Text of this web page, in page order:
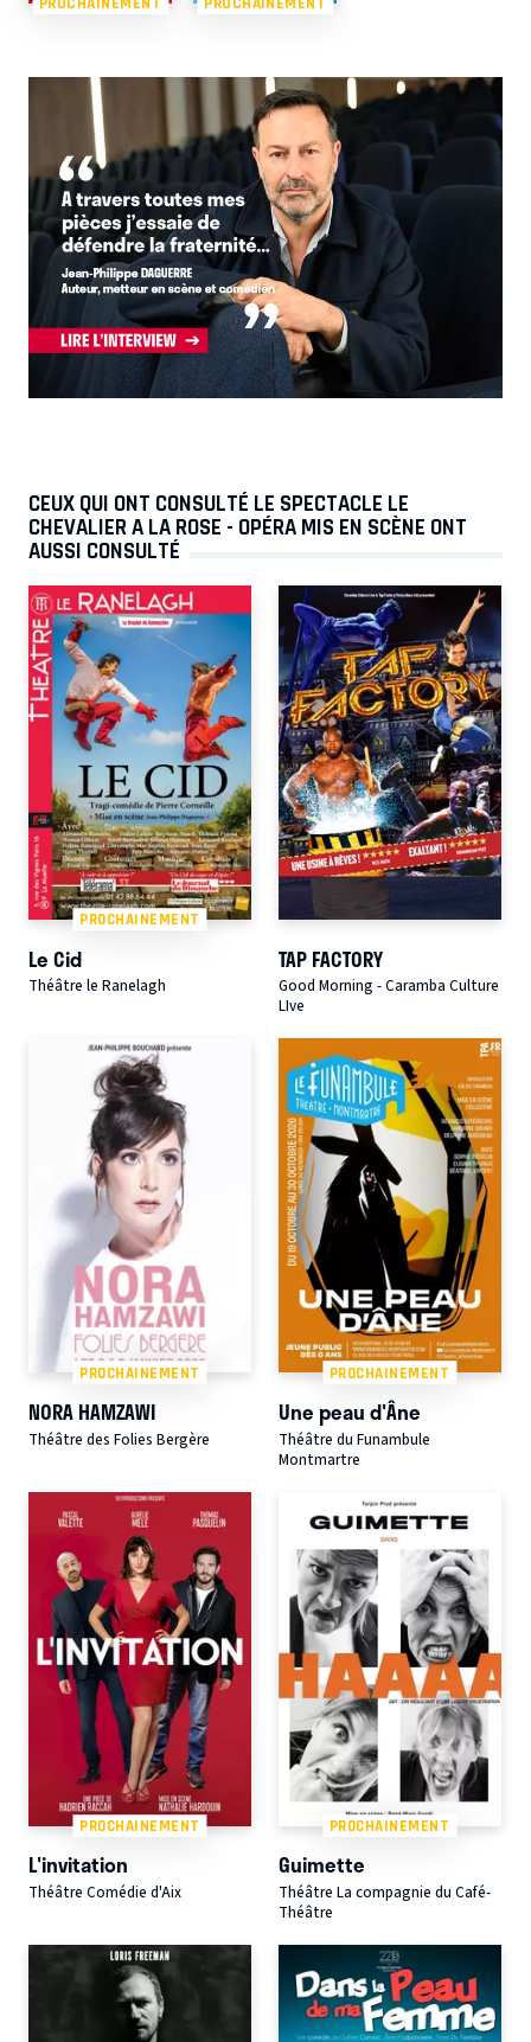
CEUX QUI ONT CONSULTÉ LE SPECTACLE LE
CHEVALIER A LA ROSE - OPÉRA MIS EN SCÈNE ONT
AUSSI CONSULTÉ
PROCHAINEMENT
Le Cid
Théâtre le Ranelagh
TAP FACTORY
Good Morning - Caramba Culture
LIve
PROCHAINEMENT
NORA HAMZAWI
Théâtre des Folies Bergère
PROCHAINEMENT
Une peau d'Âne
Théâtre du Funambule
Montmartre
PROCHAINEMENT
L'invitation
Théâtre Comédie d'Aix
PROCHAINEMENT
Guimette
Théâtre La compagnie du Café-
Théâtre